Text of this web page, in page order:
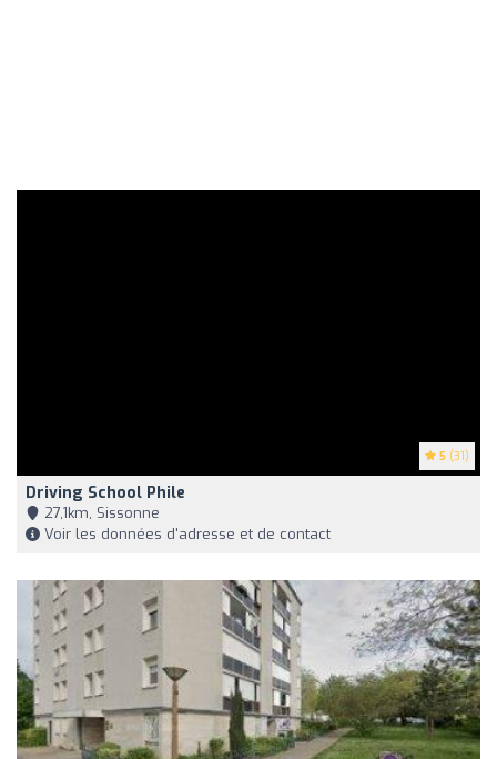
5 (31)
Driving School Phile
27,1km, Sissonne
Voir les données d'adresse et de contact